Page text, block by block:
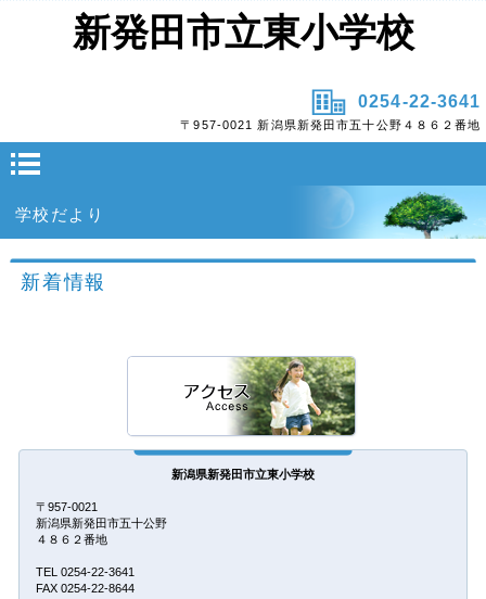
新発田市立東小学校
0254-22-3641
〒957-0021 新潟県新発田市五十公野４８６２番地
学校だより
新着情報
新潟県新発田市立東小学校
〒957-0021
新潟県新発田市五十公野
４８６２番地
TEL 0254-22-3641
FAX 0254-22-8644